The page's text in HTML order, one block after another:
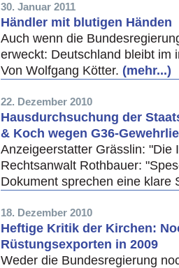
30. Januar 2011
Händler mit blutigen Händen
Auch wenn die
erweckt: Deutschland bleibt im
Von Wolfgang Kötter. (mehr...)
22. Dezember 2010
Hausdurchsuchung der
& Koch wegen G36-
Anzeigeerstatter Grässlin: "Die
Rechtsanwalt Rothbauer:
Dokument sprechen eine klare
18. Dezember 2010
Heftige Kritik der Kirchen:
Rüstungsexporten in 2009
Weder die Bundesregierung